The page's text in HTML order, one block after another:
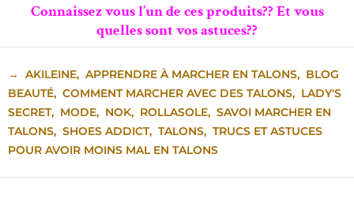
Connaissez vous l’un de ces produits?? Et vous
quelles sont vos astuces??
→ AKILEINE, APPRENDRE À MARCHER EN TALONS, BLOG
BEAUTÉ, COMMENT MARCHER AVEC DES TALONS, LADY'S
SECRET, MODE, NOK, ROLLASOLE, SAVOI MARCHER EN
TALONS, SHOES ADDICT, TALONS, TRUCS ET ASTUCES
POUR AVOIR MOINS MAL EN TALONS